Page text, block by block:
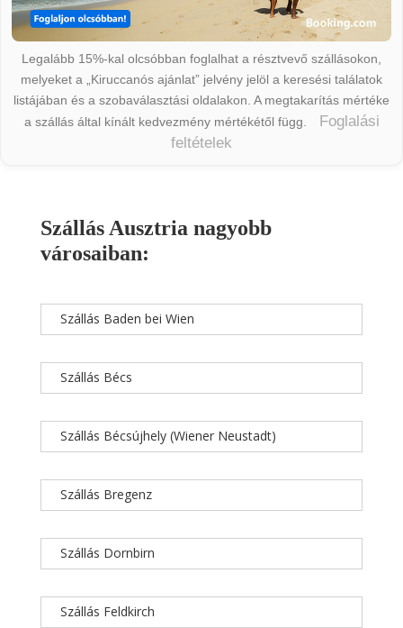
Legalább 15%-kal olcsóbban foglalhat a résztvevő szállásokon,
melyeket a „Kiruccanós ajánlat” jelvény jelöl a keresési találatok
listájában és a szobaválasztási oldalakon. A megtakarítás mértéke
a szállás által kínált kedvezmény mértékétől függ.
Foglalási
feltételek
Szállás Ausztria nagyobb
városaiban:
Szállás Baden bei Wien
Szállás Bécs
Szállás Bécsújhely (Wiener Neustadt)
Szállás Bregenz
Szállás Dornbirn
Szállás Feldkirch